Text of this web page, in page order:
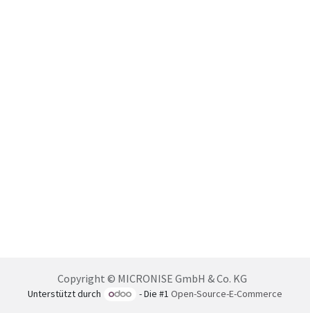
Copyright © MICRONISE GmbH & Co. KG
Unterstützt durch - Die #1 Open-Source-E-Commerce